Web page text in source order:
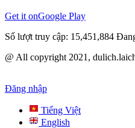
Get it onGoogle Play
Số lượt truy cập: 15,451,884
@ All copyright 2021,
Đăng nhập
Tiếng Việt
English